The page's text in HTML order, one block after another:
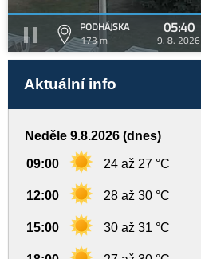
PODHÁJSKA
173 m
05:40
9. 8. 2026
Aktuální info
Neděle 9.8.2026 (dnes)
09:00 24 až 27 °C
12:00 28 až 30 °C
15:00 30 až 31 °C